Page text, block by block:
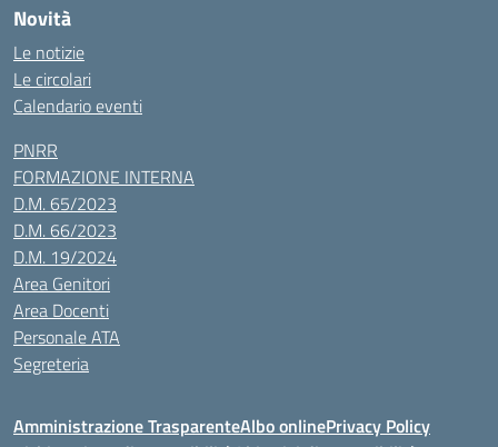
Novità
Le notizie
Le circolari
Calendario eventi
PNRR
FORMAZIONE INTERNA
D.M. 65/2023
D.M. 66/2023
D.M. 19/2024
Area Genitori
Area Docenti
Personale ATA
Segreteria
Amministrazione TrasparenteAlbo onlinePrivacy Policy